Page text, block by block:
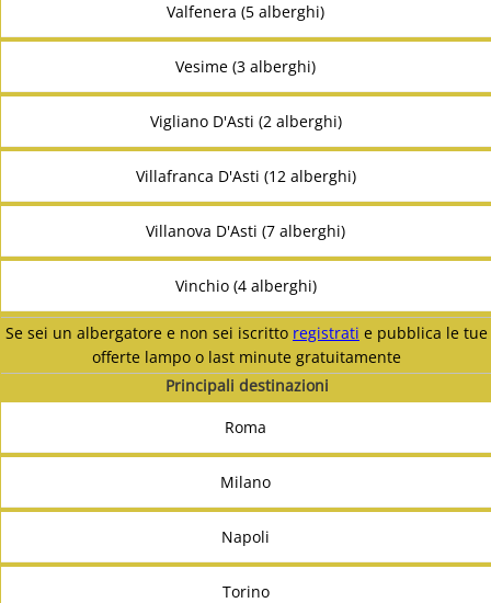
Valfenera (5 alberghi)
Vesime (3 alberghi)
Vigliano D'Asti (2 alberghi)
Villafranca D'Asti (12 alberghi)
Villanova D'Asti (7 alberghi)
Vinchio (4 alberghi)
Se sei un albergatore e non sei iscritto registrati e pubblica le tue
offerte lampo o last minute gratuitamente
Principali destinazioni
Roma
Milano
Napoli
Torino